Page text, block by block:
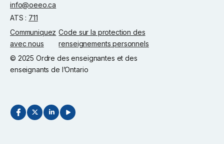
info@oeeo.ca
ATS : 711
Communiquez
avec nous
Code sur la protection des
renseignements personnels
© 2025 Ordre des enseignantes et des
enseignants de l’Ontario